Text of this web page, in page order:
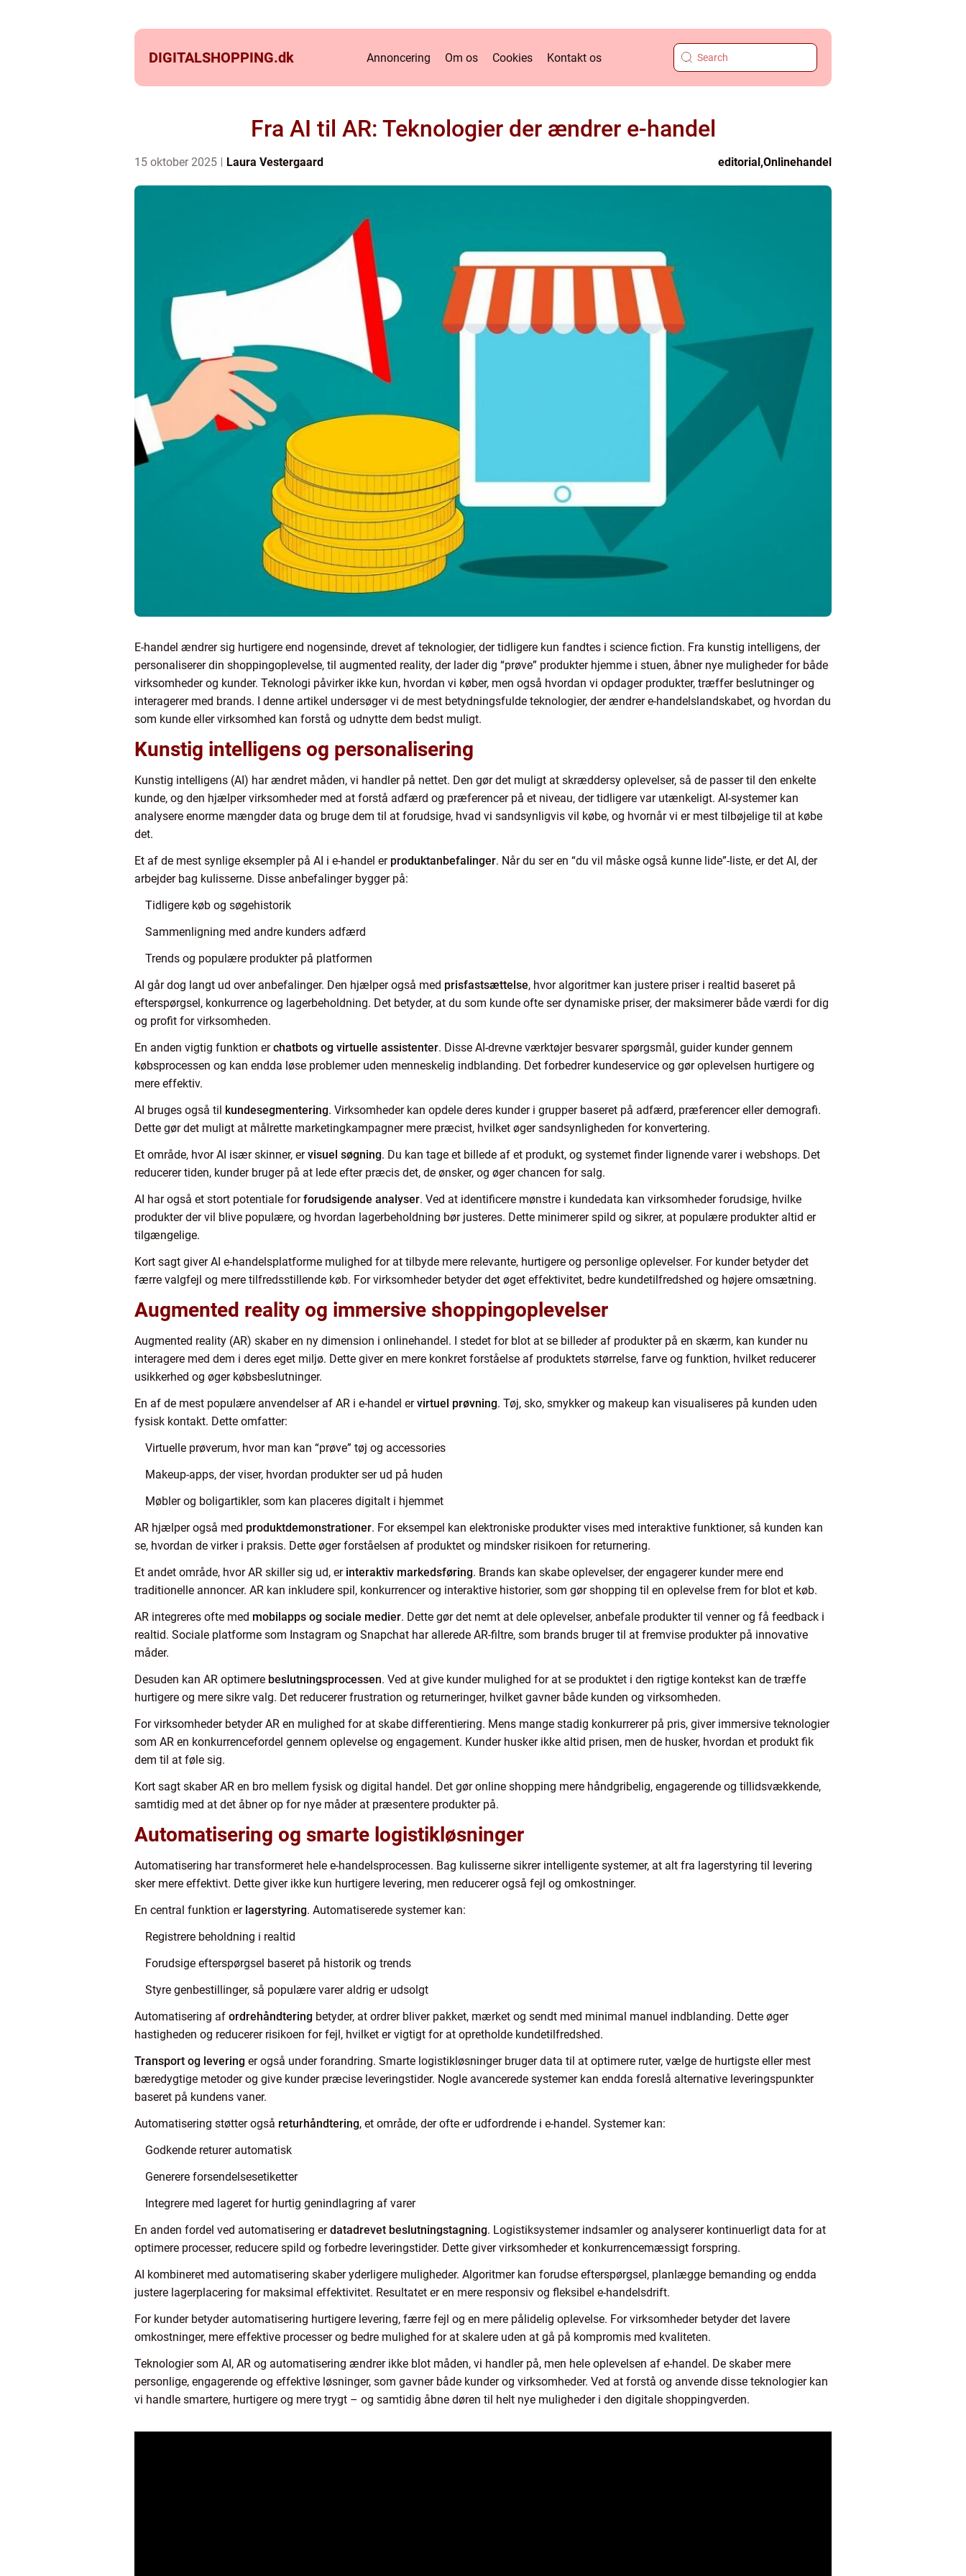
DIGITALSHOPPING.dk Annoncering Om os Cookies Kontakt os
Fra AI til AR: Teknologier der ændrer e-handel
15 oktober 2025 Laura Vestergaard editorial,Onlinehandel
E-handel ændrer sig hurtigere end nogensinde, drevet af teknologier, der tidligere kun fandtes i science fiction. Fra kunstig intelligens, der
personaliserer din shoppingoplevelse, til augmented reality, der lader dig “prøve” produkter hjemme i stuen, åbner nye muligheder for både
virksomheder og kunder. Teknologi påvirker ikke kun, hvordan vi køber, men også hvordan vi opdager produkter, træffer beslutninger og
interagerer med brands. I denne artikel undersøger vi de mest betydningsfulde teknologier, der ændrer e-handelslandskabet, og hvordan du
som kunde eller virksomhed kan forstå og udnytte dem bedst muligt.
Kunstig intelligens og personalisering
Kunstig intelligens (AI) har ændret måden, vi handler på nettet. Den gør det muligt at skræddersy oplevelser, så de passer til den enkelte
kunde, og den hjælper virksomheder med at forstå adfærd og præferencer på et niveau, der tidligere var utænkeligt. AI-systemer kan
analysere enorme mængder data og bruge dem til at forudsige, hvad vi sandsynligvis vil købe, og hvornår vi er mest tilbøjelige til at købe
det.
Et af de mest synlige eksempler på AI i e-handel er produktanbefalinger. Når du ser en “du vil måske også kunne lide”-liste, er det AI, der
arbejder bag kulisserne. Disse anbefalinger bygger på:
Tidligere køb og søgehistorik
Sammenligning med andre kunders adfærd
Trends og populære produkter på platformen
AI går dog langt ud over anbefalinger. Den hjælper også med prisfastsættelse, hvor algoritmer kan justere priser i realtid baseret på
efterspørgsel, konkurrence og lagerbeholdning. Det betyder, at du som kunde ofte ser dynamiske priser, der maksimerer både værdi for dig
og profit for virksomheden.
En anden vigtig funktion erchatbots og virtuelle assistenter. Disse AI-drevne værktøjer besvarer spørgsmål, guider kunder gennem
købsprocessen og kan endda løse problemer uden menneskelig indblanding. Det forbedrer kundeservice og gør oplevelsen hurtigere og
mere effektiv.
AI bruges også til kundesegmentering. Virksomheder kan opdele deres kunder i grupper baseret på adfærd, præferencer eller demografi.
Dette gør det muligt at målrette marketingkampagner mere præcist, hvilket øger sandsynligheden for konvertering.
Et område, hvor AI især skinner, ervisuel søgning. Du kan tage et billede af et produkt, og systemet finder lignende varer i webshops. Det
reducerer tiden, kunder bruger på at lede efter præcis det, de ønsker, og øger chancen for salg.
AI har også et stort potentiale forforudsigende analyser. Ved at identificere mønstre i kundedata kan virksomheder forudsige, hvilke
produkter der vil blive populære, og hvordan lagerbeholdning bør justeres. Dette minimerer spild og sikrer, at populære produkter altid er
tilgængelige.
Kort sagt giver AI e-handelsplatforme mulighed for at tilbyde mere relevante, hurtigere og personlige oplevelser. For kunder betyder det
færre valgfejl og mere tilfredsstillende køb. For virksomheder betyder det øget effektivitet, bedre kundetilfredshed og højere omsætning.
Augmented reality og immersive shoppingoplevelser
Augmented reality (AR) skaber en ny dimension i onlinehandel. I stedet for blot at se billeder af produkter på en skærm, kan kunder nu
interagere med dem i deres eget miljø. Dette giver en mere konkret forståelse af produktets størrelse, farve og funktion, hvilket reducerer
usikkerhed og øger købsbeslutninger.
En af de mest populære anvendelser af AR i e-handel ervirtuel prøvning. Tøj, sko, smykker og makeup kan visualiseres på kunden uden
fysisk kontakt. Dette omfatter:
Virtuelle prøverum, hvor man kan “prøve” tøj og accessories
Makeup-apps, der viser, hvordan produkter ser ud på huden
Møbler og boligartikler, som kan placeres digitalt i hjemmet
AR hjælper også med produktdemonstrationer. For eksempel kan elektroniske produkter vises med interaktive funktioner, så kunden kan
se, hvordan de virker i praksis. Dette øger forståelsen af produktet og mindsker risikoen for returnering.
Et andet område, hvor AR skiller sig ud, er interaktiv markedsføring. Brands kan skabe oplevelser, der engagerer kunder mere end
traditionelle annoncer. AR kan inkludere spil, konkurrencer og interaktive historier, som gør shopping til en oplevelse frem for blot et køb.
AR integreres ofte med mobilapps og sociale medier. Dette gør det nemt at dele oplevelser, anbefale produkter til venner og få feedback i
realtid. Sociale platforme som Instagram og Snapchat har allerede AR-filtre, som brands bruger til at fremvise produkter på innovative
måder.
Desuden kan AR optimere beslutningsprocessen. Ved at give kunder mulighed for at se produktet i den rigtige kontekst kan de træffe
hurtigere og mere sikre valg. Det reducerer frustration og returneringer, hvilket gavner både kunden og virksomheden.
For virksomheder betyder AR en mulighed for at skabe differentiering. Mens mange stadig konkurrerer på pris, giver immersive teknologier
som AR en konkurrencefordel gennem oplevelse og engagement. Kunder husker ikke altid prisen, men de husker, hvordan et produkt fik
dem til at føle sig.
Kort sagt skaber AR en bro mellem fysisk og digital handel. Det gør online shopping mere håndgribelig, engagerende og tillidsvækkende,
samtidig med at det åbner op for nye måder at præsentere produkter på.
Automatisering og smarte logistikløsninger
Automatisering har transformeret hele e-handelsprocessen. Bag kulisserne sikrer intelligente systemer, at alt fra lagerstyring til levering
sker mere effektivt. Dette giver ikke kun hurtigere levering, men reducerer også fejl og omkostninger.
En central funktion er lagerstyring. Automatiserede systemer kan:
Registrere beholdning i realtid
Forudsige efterspørgsel baseret på historik og trends
Styre genbestillinger, så populære varer aldrig er udsolgt
Automatisering af ordrehåndtering betyder, at ordrer bliver pakket, mærket og sendt med minimal manuel indblanding. Dette øger
hastigheden og reducerer risikoen for fejl, hvilket er vigtigt for at opretholde kundetilfredshed.
Transport og levering er også under forandring. Smarte logistikløsninger bruger data til at optimere ruter, vælge de hurtigste eller mest
bæredygtige metoder og give kunder præcise leveringstider. Nogle avancerede systemer kan endda foreslå alternative leveringspunkter
baseret på kundens vaner.
Automatisering støtter også returhåndtering, et område, der ofte er udfordrende i e-handel. Systemer kan:
Godkende returer automatisk
Generere forsendelsesetiketter
Integrere med lageret for hurtig genindlagring af varer
En anden fordel ved automatisering erdatadrevet beslutningstagning. Logistiksystemer indsamler og analyserer kontinuerligt data for at
optimere processer, reducere spild og forbedre leveringstider. Dette giver virksomheder et konkurrencemæssigt forspring.
AI kombineret med automatisering skaber yderligere muligheder. Algoritmer kan forudse efterspørgsel, planlægge bemanding og endda
justere lagerplacering for maksimal effektivitet. Resultatet er en mere responsiv og fleksibel e-handelsdrift.
For kunder betyder automatisering hurtigere levering, færre fejl og en mere pålidelig oplevelse. For virksomheder betyder det lavere
omkostninger, mere effektive processer og bedre mulighed for at skalere uden at gå på kompromis med kvaliteten.
Teknologier som AI, AR og automatisering ændrer ikke blot måden, vi handler på, men hele oplevelsen af e-handel. De skaber mere
personlige, engagerende og effektive løsninger, som gavner både kunder og virksomheder. Ved at forstå og anvende disse teknologier kan
vi handle smartere, hurtigere og mere trygt – og samtidig åbne døren til helt nye muligheder i den digitale shoppingverden.